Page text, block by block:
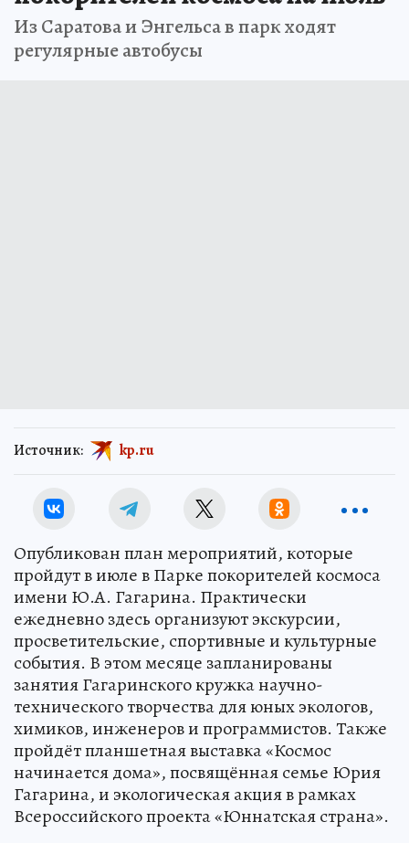
Из Саратова и Энгельса в парк ходят
регулярные автобусы
Источник: kp.ru
Опубликован план мероприятий, которые
пройдут в июле в Парке покорителей космоса
имени Ю.А. Гагарина. Практически
ежедневно здесь организуют экскурсии,
просветительские, спортивные и культурные
события. В этом месяце запланированы
занятия Гагаринского кружка научно-
технического творчества для юных экологов,
химиков, инженеров и программистов. Также
пройдёт планшетная выставка «Космос
начинается дома», посвящённая семье Юрия
Гагарина, и экологическая акция в рамках
Всероссийского проекта «Юннатская страна».